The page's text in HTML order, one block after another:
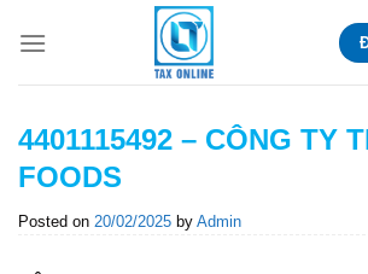
4401115492 – CÔNG TY
FOODS
Posted on 20/02/2025 by Admin